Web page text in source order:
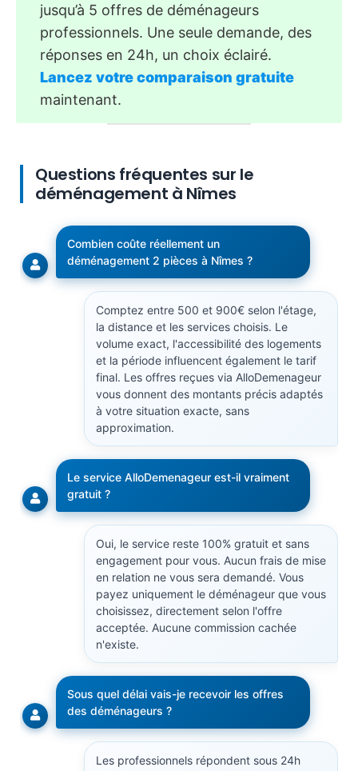
jusqu’à 5 offres de déménageurs
professionnels. Une seule demande, des
réponses en 24h, un choix éclairé.
Lancez votre comparaison gratuite
maintenant.
Questions fréquentes sur le
déménagement à Nîmes
Combien coûte réellement un
déménagement 2 pièces à Nîmes ?
Comptez entre 500 et 900€ selon l'étage,
la distance et les services choisis. Le
volume exact, l'accessibilité des logements
et la période influencent également le tarif
final. Les offres reçues via AlloDemenageur
vous donnent des montants précis adaptés
à votre situation exacte, sans
approximation.
Le service AlloDemenageur est-il vraiment
gratuit ?
Oui, le service reste 100% gratuit et sans
engagement pour vous. Aucun frais de mise
en relation ne vous sera demandé. Vous
payez uniquement le déménageur que vous
choisissez, directement selon l'offre
acceptée. Aucune commission cachée
n'existe.
Sous quel délai vais-je recevoir les offres
des déménageurs ?
Les professionnels répondent sous 24h